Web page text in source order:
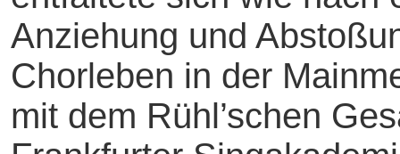
Anziehung und
Chorleben in der
mit dem Rühl’schen